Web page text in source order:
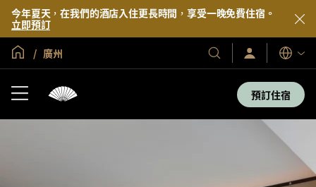
今年夏天，在我們的酒店入住更長時間，享受一晚免費住宿。
立即預訂
全球首頁
廣州
我
們
登
入/
即
加
入
語
言
預訂住宿